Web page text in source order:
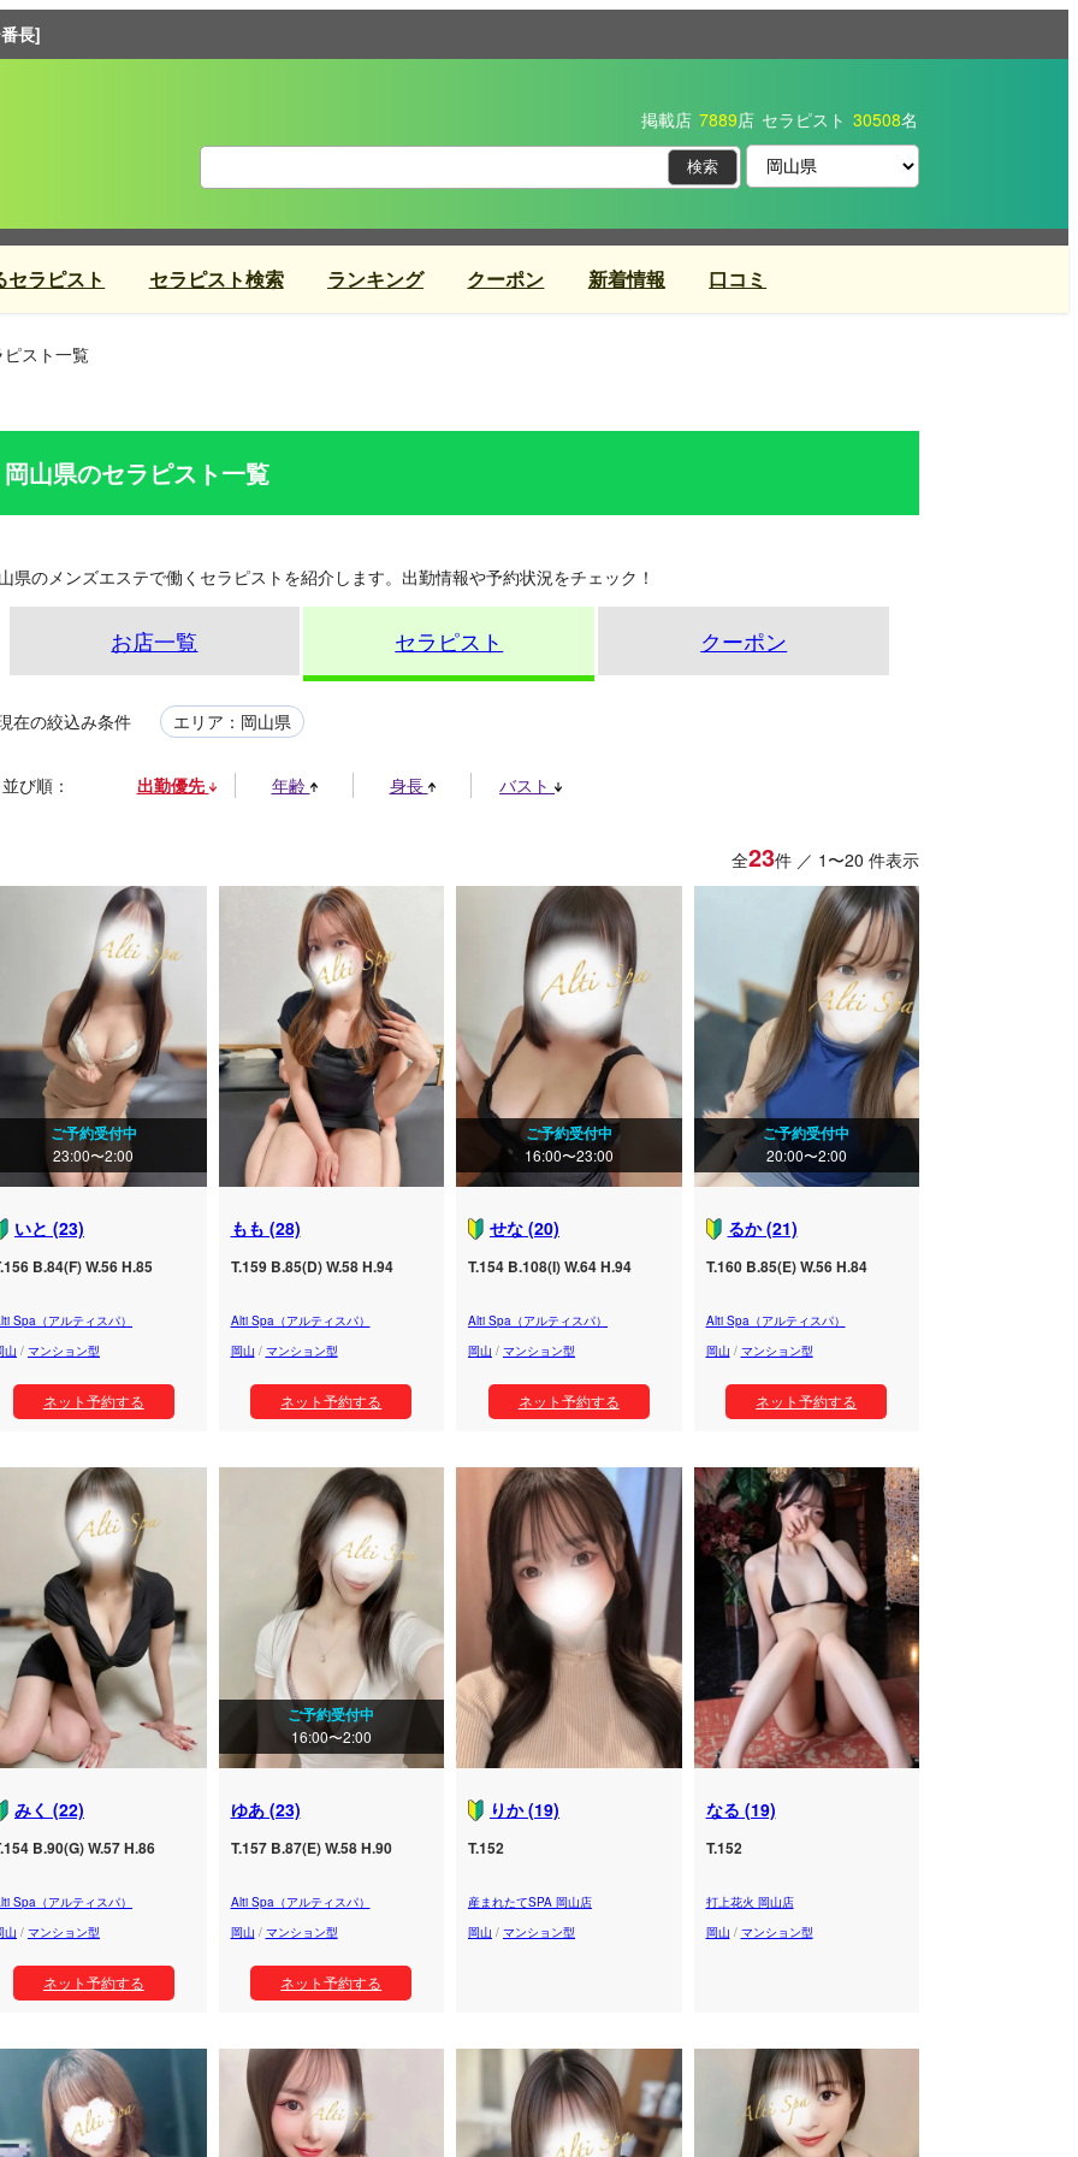
長]
掲載店 7889店 セラピスト 30508名
ラピスト セラピスト検索 ランキング クーポン 新着情報 口コミ
ピスト一覧
岡山県のセラピスト一覧
県のメンズエステで働くセラピストを紹介します。出勤情報や予約状況をチェック！
お店一覧 セラピスト クーポン
在の絞込み条件 エリア：岡山県
び順： 出勤優先 年齢 身長 バスト
全23件 ／ 1〜20 件表示
ご予約受付中
23:00〜2:00
いと (23)
B.84(F) W.56 H.85
Spa（アルティスパ）
山 / マンション型
ネット予約する
もも (28)
T.159 B.85(D) W.58 H.94
Alti Spa（アルティスパ）
岡山 / マンション型
ネット予約する
ご予約受付中
16:00〜23:00
せな (20)
T.154 B.108(I) W.64 H.94
Alti Spa（アルティスパ）
岡山 / マンション型
ネット予約する
ご予約受付中
20:00〜2:00
るか (21)
T.160 B.85(E) W.56 H.84
Alti Spa（アルティスパ）
岡山 / マンション型
ネット予約する
みく (22)
B.90(G) W.57 H.86
Spa（アルティスパ）
山 / マンション型
ネット予約する
ご予約受付中
16:00〜2:00
ゆあ (23)
T.157 B.87(E) W.58 H.90
Alti Spa（アルティスパ）
岡山 / マンション型
ネット予約する
りか (19)
T.152
産まれたてSPA 岡山店
岡山 / マンション型
なる (19)
T.152
打上花火 岡山店
岡山 / マンション型